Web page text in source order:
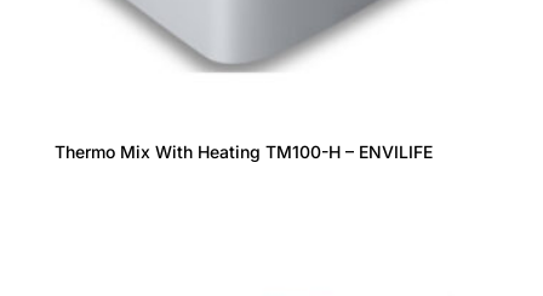
Thermo Mix With Heating TM100-H – ENVILIFE